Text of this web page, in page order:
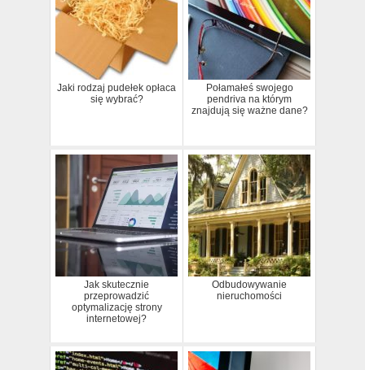
Jaki rodzaj pudełek opłaca
się wybrać?
Połamałeś swojego
pendriva na którym
znajdują się ważne dane?
Jak skutecznie
przeprowadzić
optymalizację strony
internetowej?
Odbudowywanie
nieruchomości